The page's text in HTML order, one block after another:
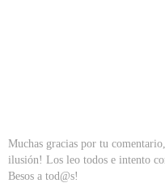
Muchas gracias por tu
ilusión! Los leo todos e intento
Besos a tod@s!